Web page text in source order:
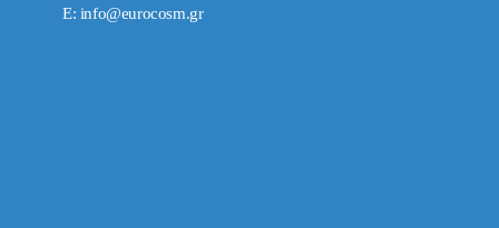
E: info@eurocosm.gr